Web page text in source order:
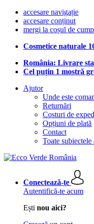
accesare navigație
accesare conținut
mergi la coșul de
Cosmetice naturale
România: Livrare
Cel puțin 1 mostră
Ajutor
Unde este
Returnări
Costuri de
Opțiuni de plată
Contact
Toate subiectele
Conectează-te
Autentifică-te acum
Ești nou aici?